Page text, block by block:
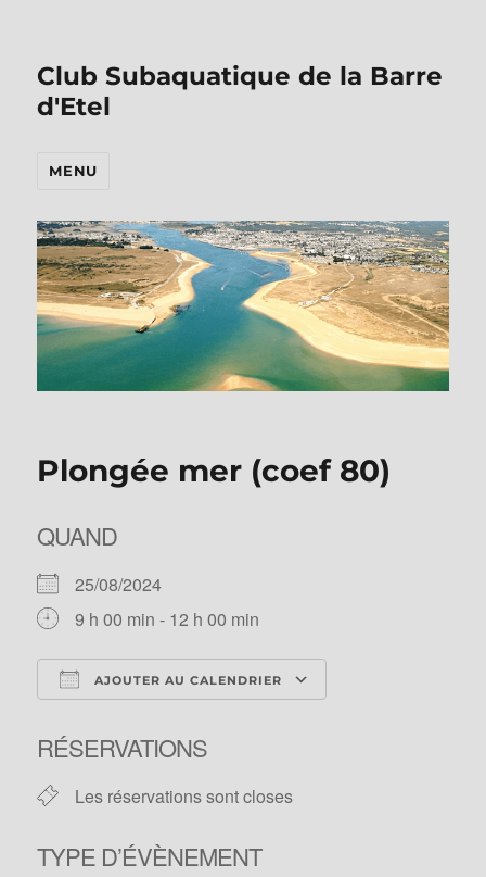
Club Subaquatique de la Barre
d'Etel
MENU
Plongée mer (coef 80)
QUAND
25/08/2024
9 h 00 min - 12 h 00 min
AJOUTER AU CALENDRIER
RÉSERVATIONS
Les réservations sont closes
TYPE D’ÉVÈNEMENT